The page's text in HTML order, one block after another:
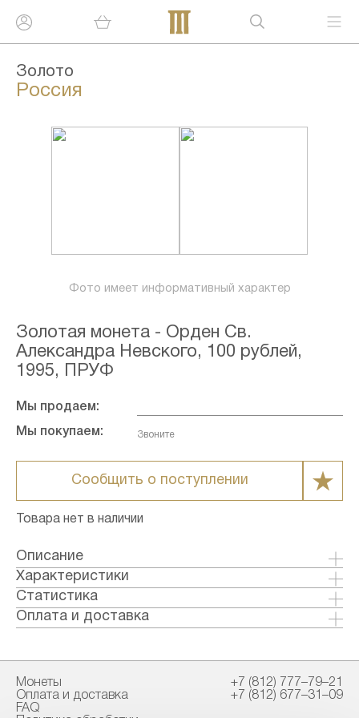
Золото
Россия
Фото имеет информативный характер
Золотая монета - Орден Св.
Александра Невского, 100 рублей,
1995, ПРУФ
Мы продаем:
Мы покупаем: Звоните
Сообщить о поступлении
Товара нет в наличии
Описание
Александр Ярославич Невский (1220-1263) -
новгородский князь, великий русский
полководец, выдающийся государственный и
политический деятель, дипломат XIII века.
Многосторонняя деятельность А. Невского
связана с одним из тяжелейших периодов
русской истории. Северо-восточные и южные
Характеристики
Металл: Золото
Страна: Россия
Годы выпуска: 1995
Номинал: 100
Проба: 900
Статистика
Оплата и доставка
Наличными в офисе
Монеты
Оплата и доставка
FAQ
+7 (812) 777–79–21
+7 (812) 677–31–09